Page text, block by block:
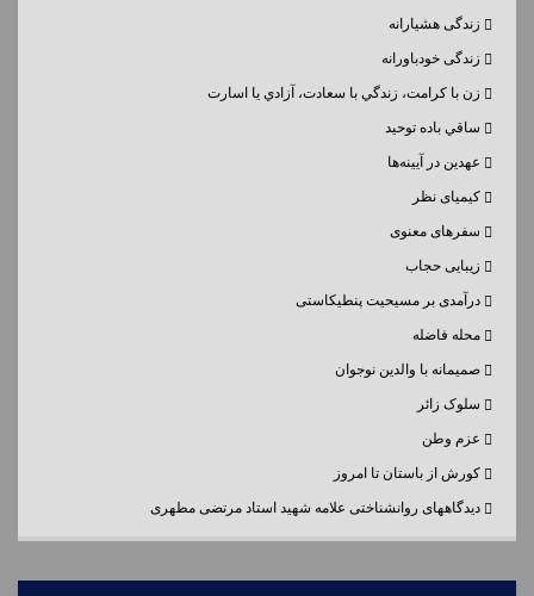
زندگی هشیارانه
زندگی خودباورانه
زن با كرامت، زندگي با سعادت، آزادي يا اسارت
ساقي باده توحيد
عهدین در آیینه‌ها
کیمیای نظر
سفرهای معنوی
زیبایی حجاب
درآمدی بر مسیحیت پنطیکاستی
محله فاضله
صمیمانه با والدین نوجوان
سلوک زائر
عزم وطن
کورش از باستان تا امروز
دیدگاههای روانشناختی علامه شهید استاد مرتضی مطهری